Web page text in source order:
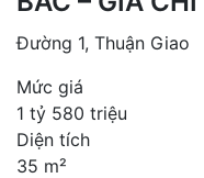
Đường 1, Thuận Giao
Mức giá
1 tỷ 580 triệu
Diện tích
35 m²